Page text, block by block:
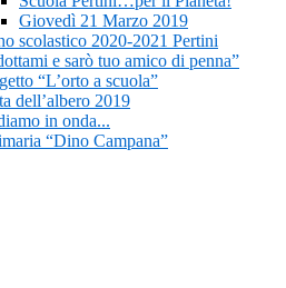
Giovedì 21 Marzo 2019
scolastico 2020-2021 Pertini
e sarò tuo amico di penna”
“L’orto a scuola”
dell’albero 2019
in onda...
“Dino Campana”